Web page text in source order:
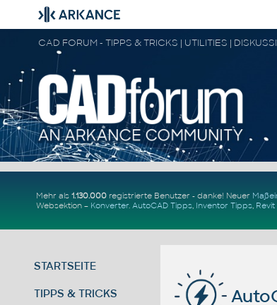
Mehr als 1.130.000registrierte Benutzer - danke! Neuer
Websektion – Konverter. AutoCAD Tipps, Inventor Tipps,
STARTSEITE
TIPPS & TRICKS